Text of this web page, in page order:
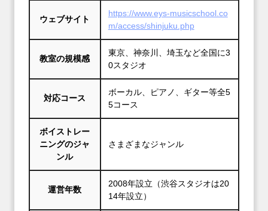
ウェブサイト
https://www.eys-musicschool.co
m/access/shinjuku.php
教室の規模感
東京、神奈川、埼玉など全国に3
0スタジオ
対応コース
ボーカル、ピアノ、ギター等全5
5コース
ボイストレー
ニングのジャ
ンル
さまざまなジャンル
運営年数
2008年設立（渋谷スタジオは20
14年設立）